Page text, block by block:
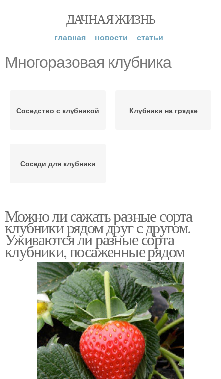
ДАЧНАЯ ЖИЗНЬ
главная новости статьи
Многоразовая клубника
Соседство с клубникой Клубники на грядке
Соседи для клубники
Можно ли сажать разные сорта
клубники рядом друг с другом.
Уживаются ли разные сорта
клубники, посаженные рядом